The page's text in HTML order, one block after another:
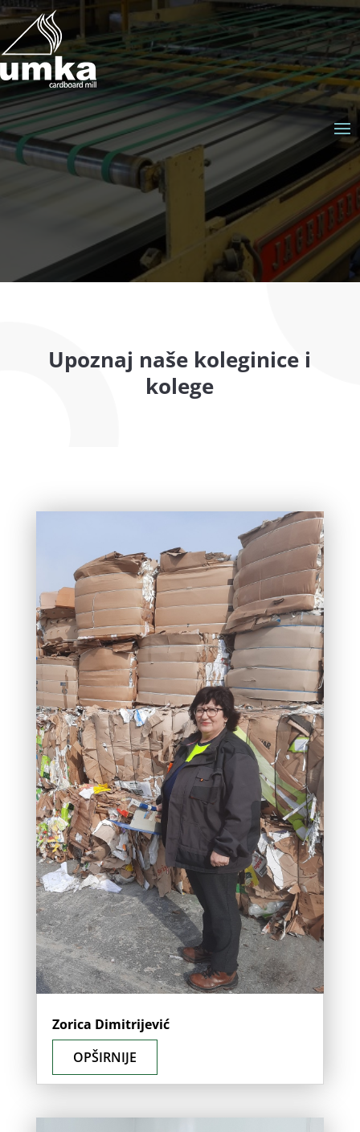
Upoznaj naše koleginice i
kolege
Zorica Dimitrijević
OPŠIRNIJE